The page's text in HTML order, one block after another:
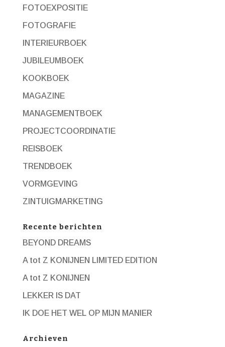
FOTOEXPOSITIE
FOTOGRAFIE
INTERIEURBOEK
JUBILEUMBOEK
KOOKBOEK
MAGAZINE
MANAGEMENTBOEK
PROJECTCOORDINATIE
REISBOEK
TRENDBOEK
VORMGEVING
ZINTUIGMARKETING
Recente berichten
BEYOND DREAMS
A tot Z KONIJNEN LIMITED EDITION
A tot Z KONIJNEN
LEKKER IS DAT
IK DOE HET WEL OP MIJN MANIER
Archieven